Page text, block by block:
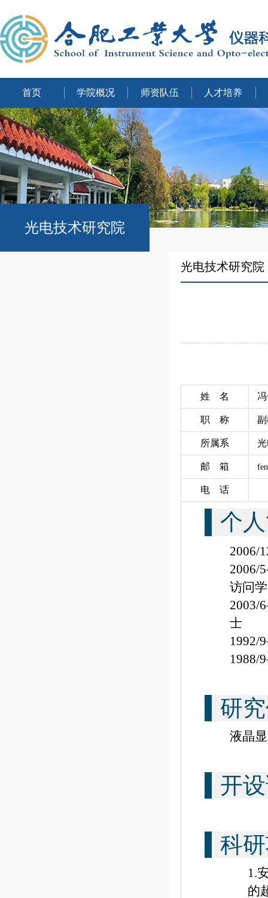
首页 学院概况 师资队伍 人才培养
光电技术研究院
光电技术研究院
姓 名
职 称
所属系
邮 箱
电 话
个
2006/
2006/
访问
2003/
士
1992/
1988/
研
液晶
开
科
1.
的